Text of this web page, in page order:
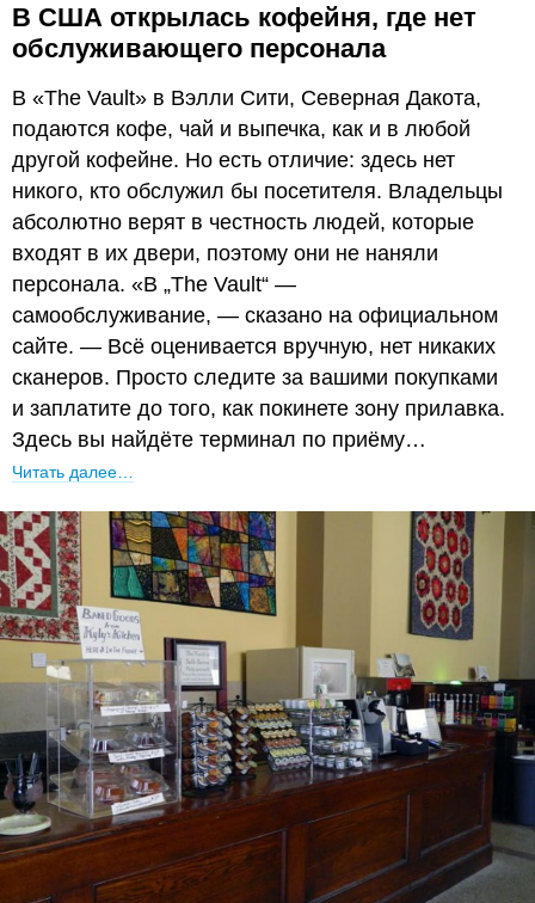
В США открылась кофейня, где нет
обслуживающего персонала
В «The Vault» в Вэлли Сити, Северная Дакота,
подаются кофе, чай и выпечка, как и в любой
другой кофейне. Но есть отличие: здесь нет
никого, кто обслужил бы посетителя. Владельцы
абсолютно верят в честность людей, которые
входят в их двери, поэтому они не наняли
персонала. «В „The Vault“ —
самообслуживание, — сказано на официальном
сайте. — Всё оценивается вручную, нет никаких
сканеров. Просто следите за вашими покупками
и заплатите до того, как покинете зону прилавка.
Здесь вы найдёте терминал по приёму…
Читать далее…